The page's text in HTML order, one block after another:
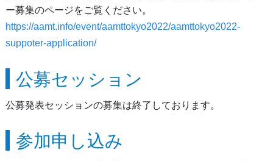
ー募集のページをご覧ください。
https://aamt.info/event/aamttokyo2022/aamttokyo2022-
suppoter-application/
公募セッション
公募発表セッションの募集は終了しております。
参加申し込み